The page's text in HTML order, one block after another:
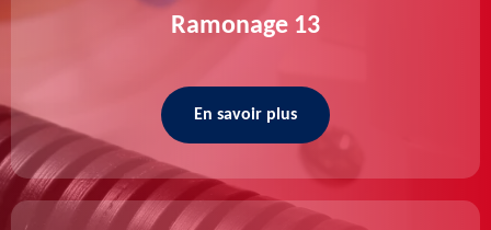
Ramonage 13
En savoir plus